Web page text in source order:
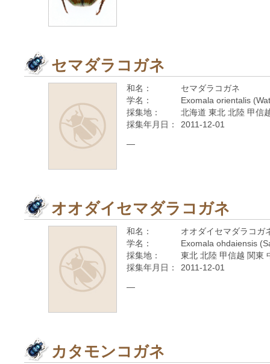
セマダラコガネ
和名：
セマダラコガネ
学名：
Exomala orientalis
採集地：
北海道 東北 北陸 甲信
採集年月日：
2011-12-01
—
オオダイセマダラコガネ
和名：
オオダイセマダラコガ
学名：
Exomala ohdaiensis
採集地：
東北 北陸 甲信越 関東
採集年月日：
2011-12-01
—
カタモンコガネ